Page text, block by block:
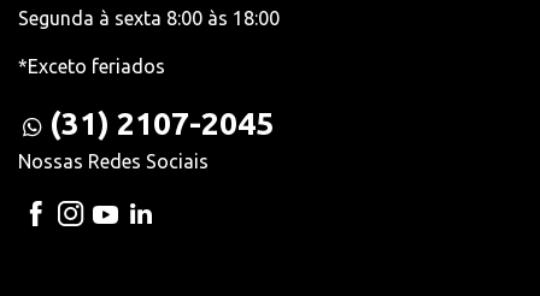
Segunda à sexta 8:00 às 18:00
*Exceto feriados
(31) 2107-2045
Nossas Redes Sociais